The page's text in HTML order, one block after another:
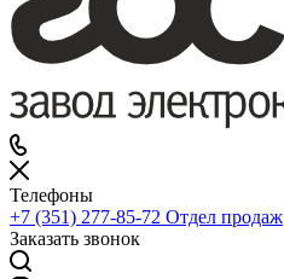
Телефоны
+7 (351) 277-85-72 Отдел продаж
Заказать звонок